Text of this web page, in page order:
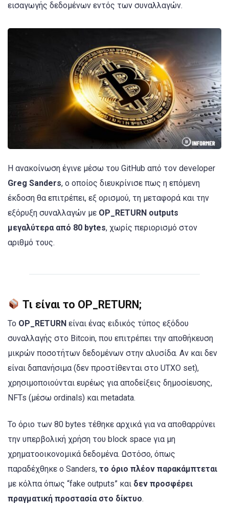
εισαγωγής δεδομένων εντός των συναλλαγών.
Η ανακοίνωση έγινε μέσω του GitHub από τον developer
Greg Sanders, ο οποίος διευκρίνισε πως η επόμενη
έκδοση θα επιτρέπει, εξ ορισμού, τη μεταφορά και την
εξόρυξη συναλλαγών με OP_RETURN outputs
μεγαλύτερα από 80 bytes, χωρίς περιορισμό στον
αριθμό τους.
Τι είναι το OP_RETURN;
Το OP_RETURN είναι ένας ειδικός τύπος εξόδου
συναλλαγής στο Bitcoin, που επιτρέπει την αποθήκευση
μικρών ποσοτήτων δεδομένων στην αλυσίδα. Αν και δεν
είναι δαπανήσιμα (δεν προστίθενται στο UTXO set),
χρησιμοποιούνται ευρέως για αποδείξεις δημοσίευσης,
NFTs (μέσω ordinals) και metadata.
Το όριο των 80 bytes τέθηκε αρχικά για να αποθαρρύνει
την υπερβολική χρήση του block space για μη
χρηματοοικονομικά δεδομένα. Ωστόσο, όπως
παραδέχθηκε ο Sanders, το όριο πλέον παρακάμπτεται
με κόλπα όπως “fake outputs” και δεν προσφέρει
πραγματική προστασία στο δίκτυο.